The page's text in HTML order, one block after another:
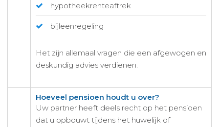
hypotheekrenteaftrek
bijleenregeling
Het zijn allemaal vragen die een afgewogen en
deskundig advies verdienen.
Hoeveel pensioen houdt u over?
Uw partner heeft deels recht op het pensioen
dat u opbouwt tijdens het huwelijk of